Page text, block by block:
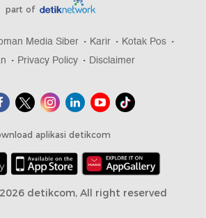
part of
Media Siber Karir
Kotak Pos
Privacy Policy Disclaimer
aplikasi detikcom
detikcom, All right reserved